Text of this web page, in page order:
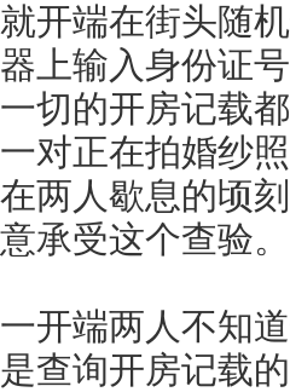
就开端在街头随
器上输入身份证
一切的开房记载
一对正在拍婚纱
在两人歇息的顷
意承受这个查验。
一开端两人不知
是查询开房记载的